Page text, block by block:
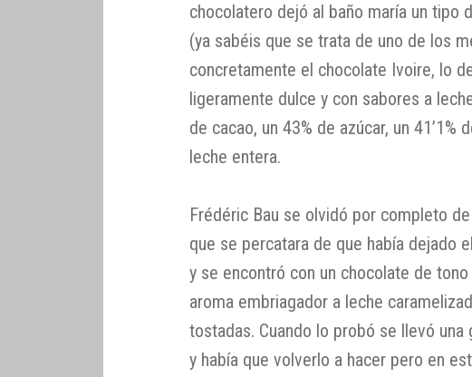
chocolatero dejó al baño maría un tipo
(ya sabéis que se trata de uno de los
concretamente el chocolate Ivoire, lo
ligeramente dulce y con sabores a
de cacao, un 43% de azúcar, un 41’1%
leche entera.
Frédéric Bau se olvidó por completo
que se percatara de que había dejado
y se encontró con un chocolate de
aroma embriagador a leche
tostadas. Cuando lo probó se llevó
y había que volverlo a hacer pero en